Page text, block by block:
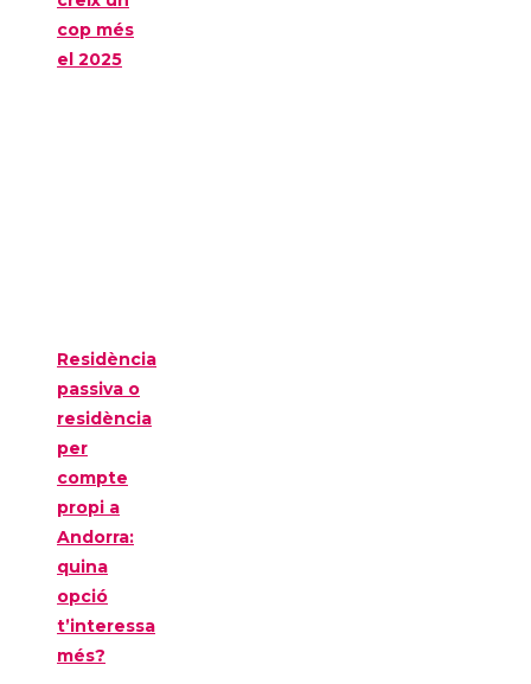
cop més
el 2025
Residència
passiva o
residència
per
compte
propi a
Andorra:
quina
opció
t’interessa
més?